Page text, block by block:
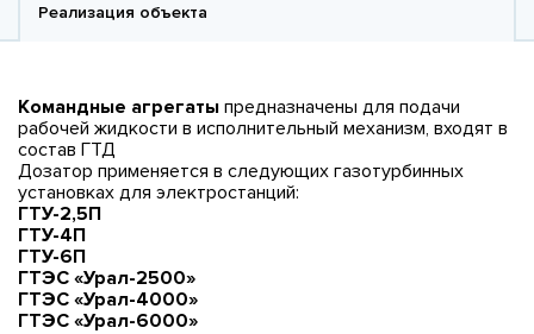
Реализация объекта
Командные агрегаты предназначены для подачи
рабочей жидкости в исполнительный механизм, входят в
состав ГТД
Дозатор применяется в следующих газотурбинных
установках для электростанций:
ГТУ-2,5П
ГТУ-4П
ГТУ-6П
ГТЭС «Урал-2500»
ГТЭС «Урал-4000»
ГТЭС «Урал-6000»